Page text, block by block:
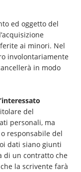
ed oggetto del
ai minori. Nel
involontariamente
in modo
del
personali, ma
responsabile del
dati siano giunti
di un contratto che
la scrivente farà